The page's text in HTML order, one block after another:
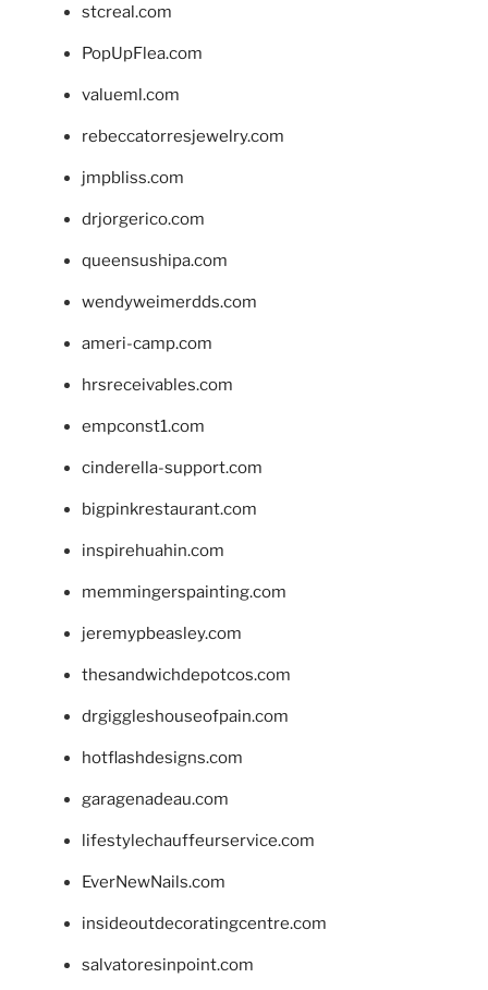
stcreal.com
PopUpFlea.com
valueml.com
rebeccatorresjewelry.com
jmpbliss.com
drjorgerico.com
queensushipa.com
wendyweimerdds.com
ameri-camp.com
hrsreceivables.com
empconst1.com
cinderella-support.com
bigpinkrestaurant.com
inspirehuahin.com
memmingerspainting.com
jeremypbeasley.com
thesandwichdepotcos.com
drgiggleshouseofpain.com
hotflashdesigns.com
garagenadeau.com
lifestylechauffeurservice.com
EverNewNails.com
insideoutdecoratingcentre.com
salvatoresinpoint.com